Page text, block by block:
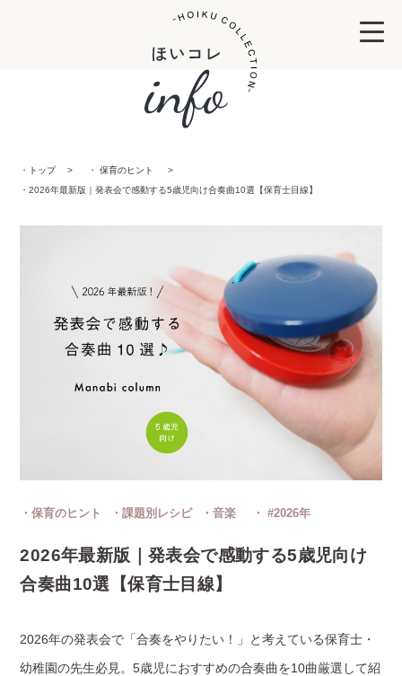
トップ
保育のヒント
2026年最新版｜発表会で感動する5歳児向け合奏曲10選【保育士目線】
保育のヒント 課題別レシピ 音楽 #2026年
2026年最新版｜発表会で感動する5歳児向け
合奏曲10選【保育士目線】
2026年の発表会で「合奏をやりたい！」と考えている保育士・
幼稚園の先生必見。5歳児におすすめの合奏曲を10曲厳選して紹